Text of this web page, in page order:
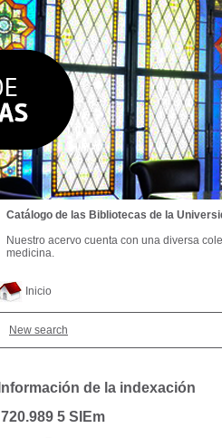
Inicio
New search
Información de la indexación
720.989 5 SIEm
Catálogo de las Bibliotecas de la
Nuestro acervo cuenta con una diversa
medicina.